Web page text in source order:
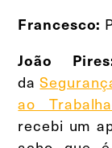
Francesco:
João
da
ao
recebi um